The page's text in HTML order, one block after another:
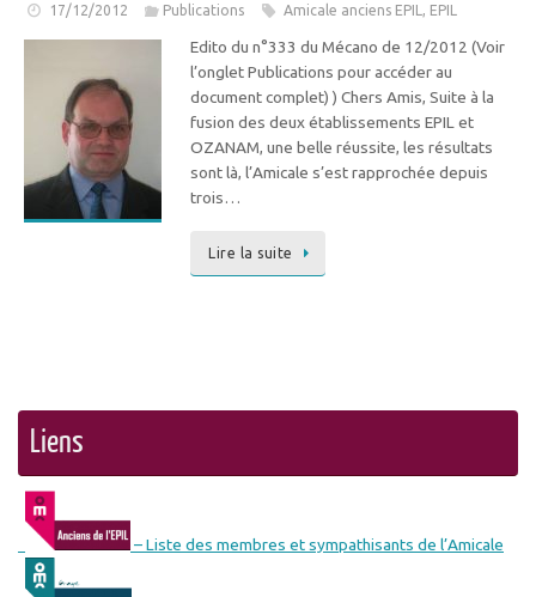
17/12/2012 Publications Amicale anciens EPIL , EPIL
Edito du n°333 du Mécano de 12/2012 (Voir
l’onglet Publications pour accéder au
document complet) ) Chers Amis, Suite à la
fusion des deux établissements EPIL et
OZANAM, une belle réussite, les résultats
sont là, l’Amicale s’est rapprochée depuis
trois…
Lire la suite
Liens
– Liste des membres et sympathisants de l’Amicale